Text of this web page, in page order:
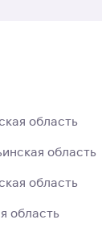
область
область
область
область